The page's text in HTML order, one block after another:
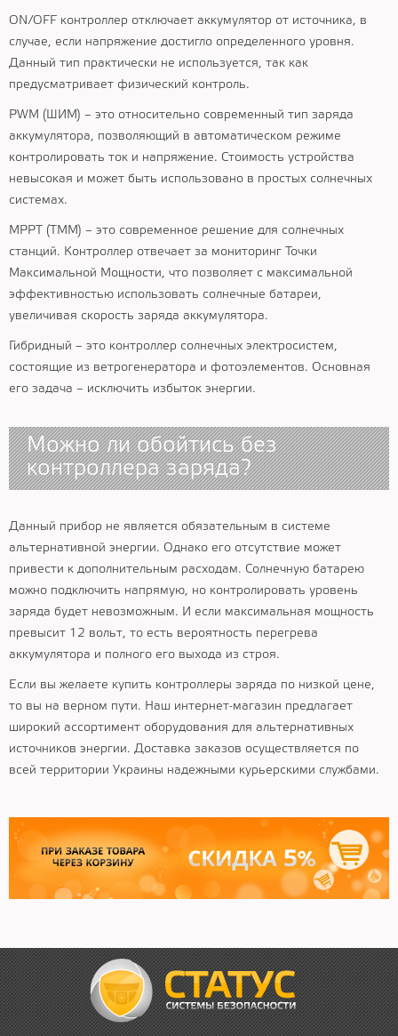
ON/OFF контроллер отключает аккумулятор от источника, в
случае, если напряжение достигло определенного уровня.
Данный тип практически не используется, так как
предусматривает физический контроль.
PWM (ШИМ) – это относительно современный тип заряда
аккумулятора, позволяющий в автоматическом режиме
контролировать ток и напряжение. Стоимость устройства
невысокая и может быть использовано в простых солнечных
системах.
MPPT (ТММ) – это современное решение для солнечных
станций. Контроллер отвечает за мониторинг Точки
Максимальной Мощности, что позволяет с максимальной
эффективностью использовать солнечные батареи,
увеличивая скорость заряда аккумулятора.
Гибридный – это контроллер солнечных электросистем,
состоящие из ветрогенератора и фотоэлементов. Основная
его задача – исключить избыток энергии.
Можно ли обойтись без
контроллера заряда?
Данный прибор не является обязательным в системе
альтернативной энергии. Однако его отсутствие может
привести к дополнительным расходам. Солнечную батарею
можно подключить напрямую, но контролировать уровень
заряда будет невозможным. И если максимальная мощность
превысит 12 вольт, то есть вероятность перегрева
аккумулятора и полного его выхода из строя.
Если вы желаете купить контроллеры заряда по низкой цене,
то вы на верном пути. Наш интернет-магазин предлагает
широкий ассортимент оборудования для альтернативных
источников энергии. Доставка заказов осуществляется по
всей территории Украины надежными курьерскими службами.